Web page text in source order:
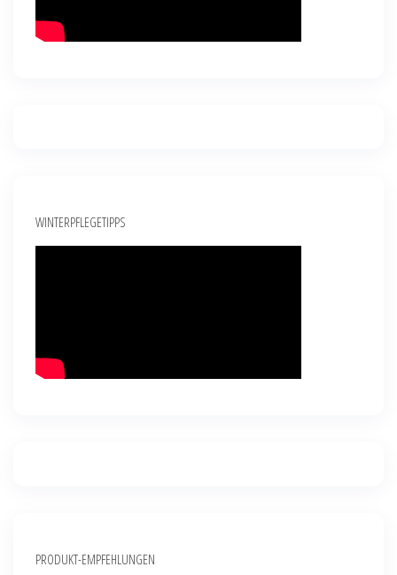
WINTERPFLEGETIPPS
PRODUKT-EMPFEHLUNGEN